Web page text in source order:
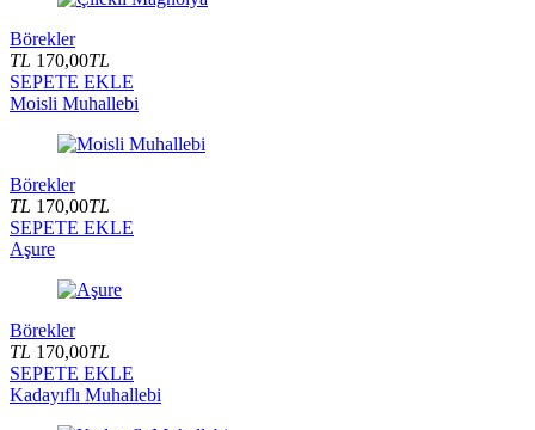
Börekler
TL 170,00TL
SEPETE EKLE
Moisli Muhallebi
Börekler
TL 170,00TL
SEPETE EKLE
Aşure
Börekler
TL 170,00TL
SEPETE EKLE
Kadayıflı Muhallebi